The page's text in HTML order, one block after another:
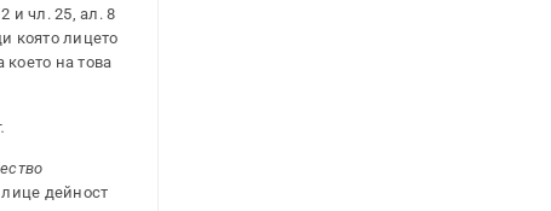
и чл. 25, ал. 8
която лицето
на това
лице дейност